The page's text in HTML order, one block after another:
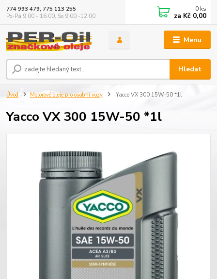
Menu
Hledat
774 993 479, 775 113 255
Po-Pá 9.00 - 16.00, So 9.00 -12.00
0 ks
za Kč 0,00
Úvod Motorové oleje pro osobní vozy Yacco VX 300 15W-50 *1l
Yacco VX 300 15W-50 *1l